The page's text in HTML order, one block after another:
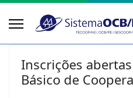
Inscrições
Básico de